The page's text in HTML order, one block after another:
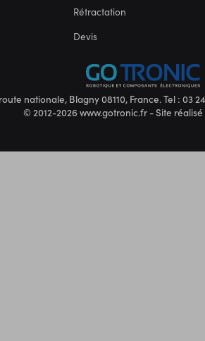
Rétractation
Devis
nationale, Blagny 08110, France. Tel : 03
© 2012-2026 www.gotronic.fr - Site